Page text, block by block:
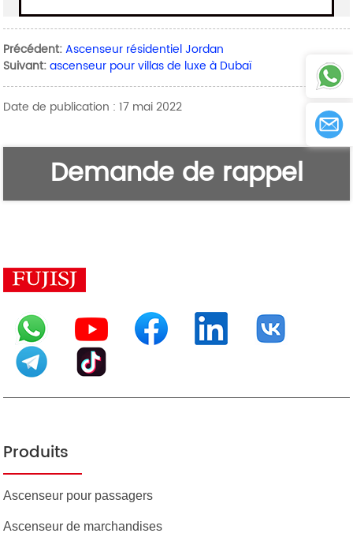
Précédent:Ascenseur résidentiel Jordan
Suivant:ascenseur pour villas de luxe à Dubaï
Date de publication : 17 mai 2022
Demande de rappel
Produits
Ascenseur pour passagers
Ascenseur de marchandises